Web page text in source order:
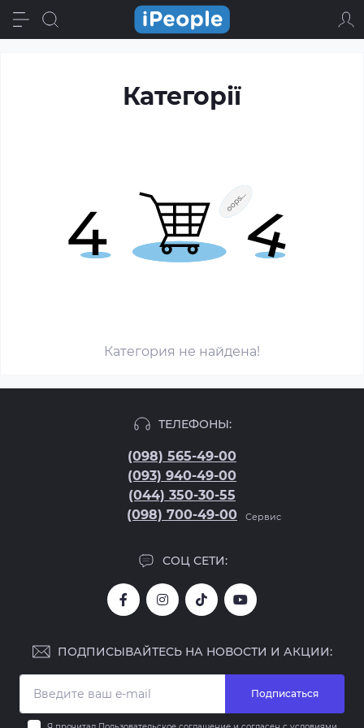
Категорії
Категория не найдена!
ТЕЛЕФОНЫ:
(098) 565-49-00
(093) 940-49-00
(044) 350-30-55
(098) 700-49-00
Сервис
СОЦ СЕТИ:
ПОДПИСЫВАЙТЕСЬ НА НОВОСТИ И АКЦИИ:
Подписаться